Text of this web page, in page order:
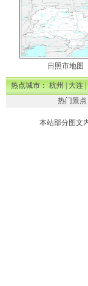
日照市地图
热点城市：杭州|大连|
热门景点
本站部分图文